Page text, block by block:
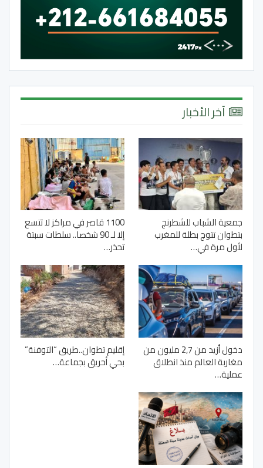
آخر الأخبار
جمعية الشباب للشطرنج
بتطوان تتوج بطلة للمغرب
لأول مرة في…
1100 قاصر في مراكز لا تتسع
إلا لـ 90 شخصا.. سلطات سبتة
تحذر…
دخول أزيد من 2,7 مليون من
مغاربة العالم منذ انطلاق
عملية…
إقليم تطوان..طريق “التوفنة”
بحي أحريق بجماعة…